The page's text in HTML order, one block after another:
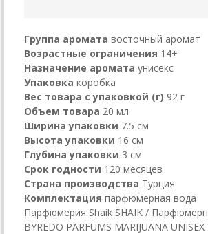
Группа аромата восточный аромат
Возрастные ограничения 14+
Назначение аромата унисекс
Упаковка коробка
Вес товара с упаковкой (г) 92 г
Объем товара 20 мл
Ширина упаковки 7.5 см
Высота упаковки 16 см
Глубина упаковки 3 см
Срок годности 120 месяцев
Страна производства Турция
Комплектация парфюмерная вода
Парфюмерия Shaik SHAIK /
BYREDO PARFUMS MARIJUANA